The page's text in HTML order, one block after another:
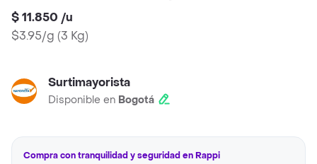
$ 11.850 /u
$3.95/g (3 Kg)
Surtimayorista
Disponible en Bogotá
Compra con tranquilidad y seguridad en Rappi